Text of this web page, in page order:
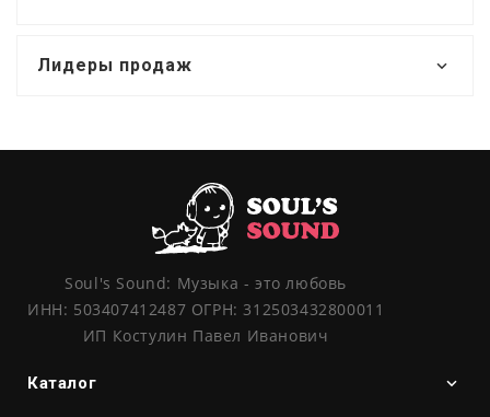
Лидеры продаж
Soul's Sound: Музыка - это любовь
ИНН: 503407412487 ОГРН: 312503432800011
ИП Костулин Павел Иванович
Каталог